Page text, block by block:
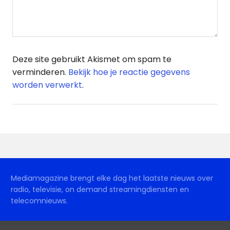
Deze site gebruikt Akismet om spam te
verminderen. Bekijk hoe je reactie gegevens
worden verwerkt.
Mediamagazine brengt elke dag het laatste nieuws over
radio, televisie, on demand streamingdiensten en
telecomnieuws.